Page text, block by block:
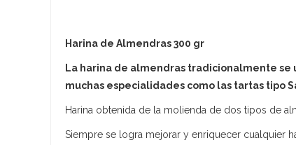
Harina de Almendras 300 gr
La harina de almendras tradicionalmente se
muchas especialidades como las tartas tipo
Harina obtenida de la molienda de dos tipos de
Siempre se logra mejorar y enriquecer cualquier